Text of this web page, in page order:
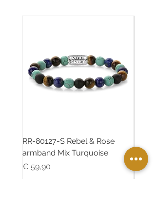
RR-80127-S Rebel & Rose
armband Mix Turquoise
Prijs
€ 59,90
Prijs
€